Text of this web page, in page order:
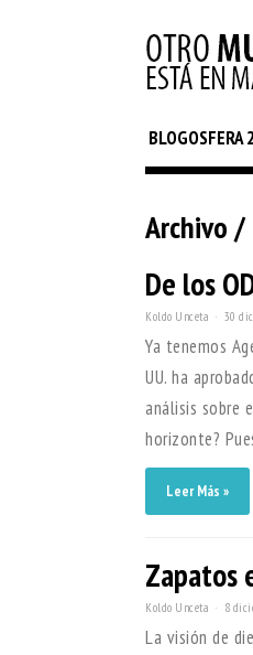
BLOGOSFERA
Archivo
De los
Koldo Unceta 30
Ya tenemos
UU. ha
análisis sobre
horizonte?
Leer Más »
Zapatos
Koldo Unceta 8
La visión de